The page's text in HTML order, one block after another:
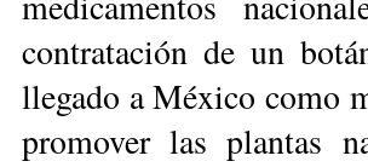
contratación de un
llegado a México como
promover las plantas